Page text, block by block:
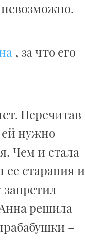
, за что его
Перечитав
ей нужно
Чем и стала
ее старания и
решила
–